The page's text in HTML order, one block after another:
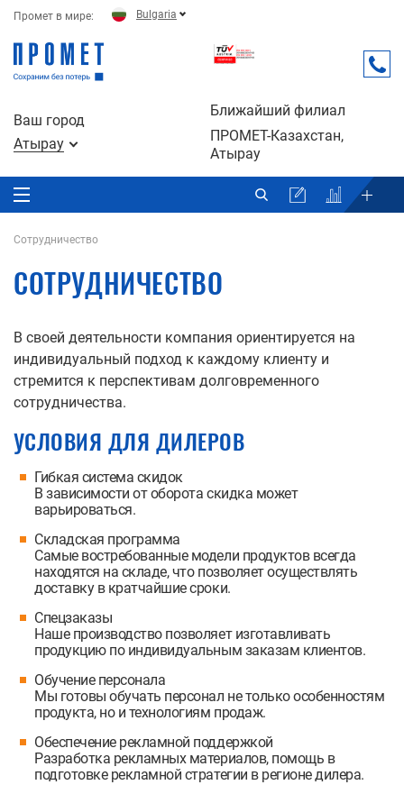
Промет в мире: Bulgaria
Ваш город
Атырау
Ближайший филиал
ПРОМЕТ-Казахстан,
Атырау
Сотрудничество
СОТРУДНИЧЕСТВО
В своей деятельности компания ориентируется на
индивидуальный подход к каждому клиенту и
стремится к перспективам долговременного
сотрудничества.
УСЛОВИЯ ДЛЯ ДИЛЕРОВ
Гибкая система скидок
В зависимости от оборота скидка может
варьироваться.
Складская программа
Самые востребованные модели продуктов всегда
находятся на складе, что позволяет осуществлять
доставку в кратчайшие сроки.
Спецзаказы
Наше производство позволяет изготавливать
продукцию по индивидуальным заказам клиентов.
Обучение персонала
Мы готовы обучать персонал не только особенностям
продукта, но и технологиям продаж.
Обеспечение рекламной поддержкой
Разработка рекламных материалов, помощь в
подготовке рекламной стратегии в регионе дилера.